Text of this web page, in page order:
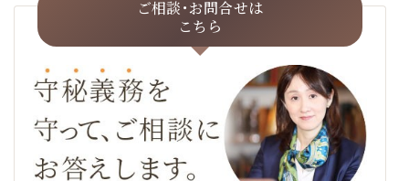
ご相談･お問合せは
こちら